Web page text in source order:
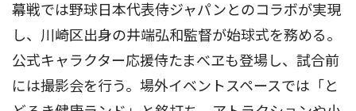
幕戦では野球日本代表侍ジャパンとのコラボが実現
し、川崎区出身の井端弘和監督が始球式を務める。
公式キャラクター応援侍たまべヱも登場し、試合前
には撮影会を行う。場外イベントスペースでは「と